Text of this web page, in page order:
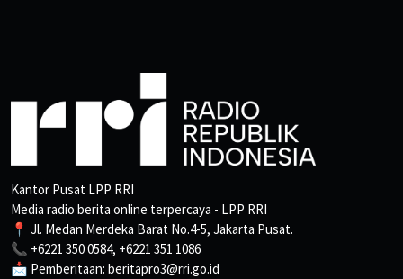
Kantor Pusat LPP RRI
Media radio berita online terpercaya - LPP RRI
📍 Jl. Medan Merdeka Barat No.4-5, Jakarta Pusat.
📞 +6221 350 0584, +6221 351 1086
📩 Pemberitaan: beritapro3@rri.go.id